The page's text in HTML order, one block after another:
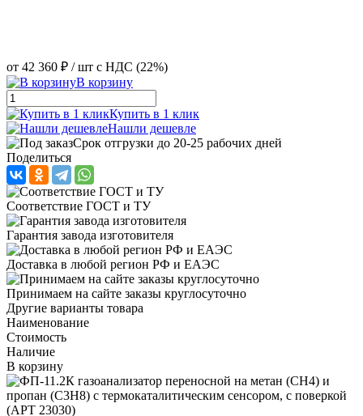
от 42 360 ₽ / шт с НДС (22%)
В корзину
Купить в 1 клик
Нашли дешевле
Срок отгрузки до 20-25 рабочих дней
Поделиться
Соответствие ГОСТ и ТУ
Гарантия завода изготовителя
Доставка в любой регион РФ и ЕАЭС
Принимаем на сайте заказы круглосуточно
Другие варианты товара
Наименование
Стоимость
Наличие
В корзину